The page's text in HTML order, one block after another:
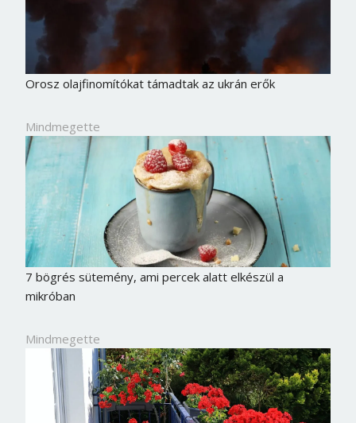
Orosz olajfinomítókat támadtak az ukrán erők
Mindmegette
7 bögrés sütemény, ami percek alatt elkészül a
mikróban
Mindmegette